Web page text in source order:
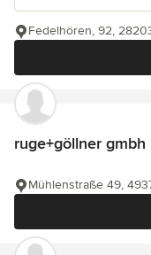
Fedelhören, 92,
ruge+göllner gmbh
Mühlenstraße 49,